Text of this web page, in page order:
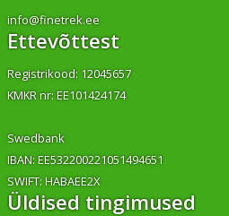
info@finetrek.ee
Ettevõttest
Registrikood: 12045657
KMKR nr: EE101424174
Swedbank
IBAN: EE532200221051494651
SWIFT: HABAEE2X
Üldised tingimused